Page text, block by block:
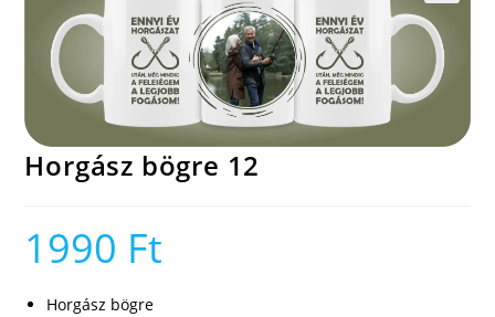
Horgász bögre 12
1990 Ft
Horgász bögre